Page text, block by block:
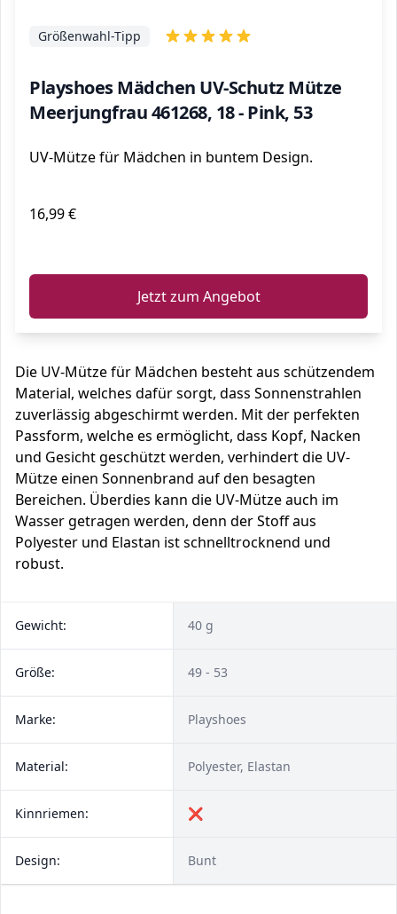
Playshoes Mädchen UV-Schutz Mütze
Meerjungfrau 461268, 18 - Pink, 53
Größenwahl-Tipp
UV-Mütze für Mädchen in buntem Design.
16,99 €
Jetzt zum Angebot
Die UV-Mütze für Mädchen besteht aus schützendem
Material, welches dafür sorgt, dass Sonnenstrahlen
zuverlässig abgeschirmt werden. Mit der perfekten
Passform, welche es ermöglicht, dass Kopf, Nacken
und Gesicht geschützt werden, verhindert die UV-
Mütze einen Sonnenbrand auf den besagten
Bereichen. Überdies kann die UV-Mütze auch im
Wasser getragen werden, denn der Stoff aus
Polyester und Elastan ist schnelltrocknend und
robust.
Gewicht: 40 g
Größe: 49 - 53
Marke: Playshoes
Material: Polyester, Elastan
Kinnriemen: ❌
Design: Bunt